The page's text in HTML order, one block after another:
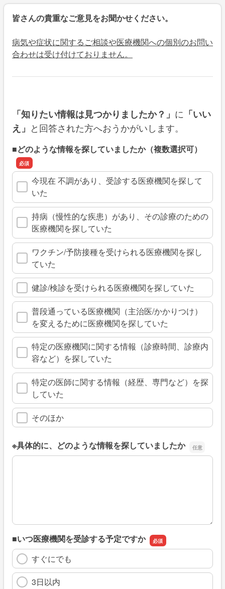
皆さんの貴重なご意見をお聞かせください。
病気や症状に関するご相談や医療機関への個別のお問い
合わせは受け付けておりません。
「知りたい情報は見つかりましたか？」 に 「いい
え」 と回答された方へおうかがいします。
■どのような情報を探していましたか（複数選択可）
今現在 不調があり、受診する医療機関を探して
いた
持病（慢性的な疾患）があり、その診療のための
医療機関を探していた
ワクチン/予防接種を受けられる医療機関を探し
ていた
健診/検診を受けられる医療機関を探していた
普段通っている医療機関（主治医/かかりつけ）
を変えるために医療機関を探していた
特定の医療機関に関する情報（診療時間、診療内
容など）を探していた
特定の医師に関する情報（経歴、専門など）を探
していた
そのほか
※具体的に、どのような情報を探していましたか
※具体的に、どのような情報を探していましたか
■いつ医療機関を受診する予定ですか
すぐにでも
3日以内